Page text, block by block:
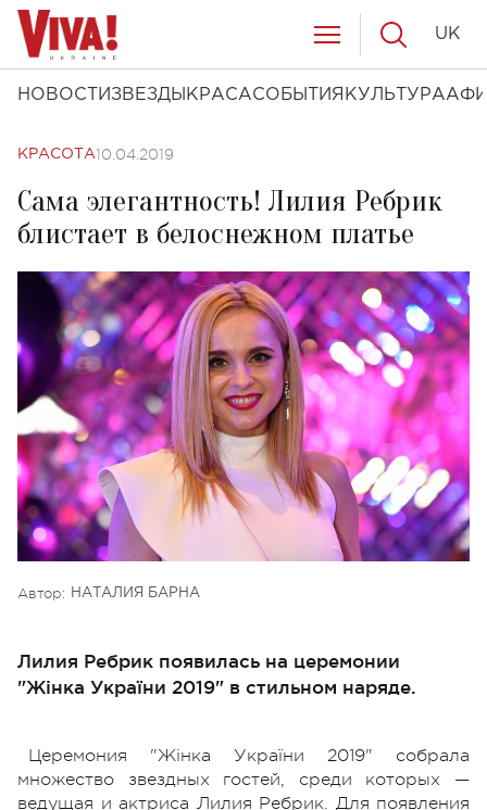
НОВОСТИ ЗВЕЗДЫ КРАСАСОБЫТИЯ КУЛЬТУРА
UK
КРАСОТА10.04.2019
Сама элегантность! Лилия Ребрик
блистает в белоснежном платье
Автор: НАТАЛИЯ БАРНА
Лилия Ребрик появилась на церемонии
"Жінка України 2019" в стильном наряде.
Церемония "Жінка України 2019" собрала
множество звездных гостей, среди которых —
ведущая и актриса Лилия Ребрик. Для появления